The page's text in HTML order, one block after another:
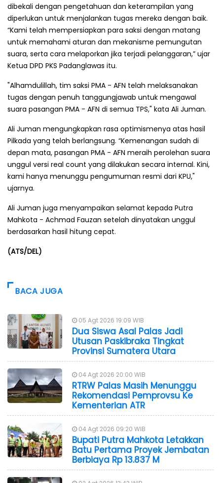
dibekali dengan pengetahuan dan keterampilan yang
diperlukan untuk menjalankan tugas mereka dengan baik.
“Kami telah mempersiapkan para saksi dengan matang
untuk memahami aturan dan mekanisme pemungutan
suara, serta cara melaporkan jika terjadi pelanggaran,” ujar
Ketua DPD PKS Padanglawas itu.
"Alhamdulillah, tim saksi PMA - AFN telah melaksanakan
tugas dengan penuh tanggungjawab untuk mengawal
suara pasangan PMA - AFN di semua TPS," kata Ali Juman.
Ali Juman mengungkapkan rasa optimismenya atas hasil
Pilkada yang telah berlangsung. “Kemenangan sudah di
depan mata, pasangan PMA - AFN meraih perolehan suara
unggul versi real count yang dilakukan secara internal. Kini,
kami hanya menunggu pengumuman resmi dari KPU,"
ujarnya.
Ali Juman juga menyampaikan selamat kepada Putra
Mahkota - Achmad Fauzan setelah dinyatakan unggul
berdasarkan hasil hitung cepat.
(ATS/DEL)
BACA JUGA
05 Agt 2026 19:09 WIB
Dua Siswa Asal Palas Jadi
Utusan Paskibraka Tingkat
Provinsi Sumatera Utara
04 Agt 2026 20:00 WIB
RTRW Palas Masih Menunggu
Rekomendasi Pemprovsu Ke
Kementerian ATR
04 Agt 2026 09:20 WIB
Bupati Putra Mahkota Letakkan
Batu Pertama Proyek Jembatan
Berbiaya Rp 13.837 M